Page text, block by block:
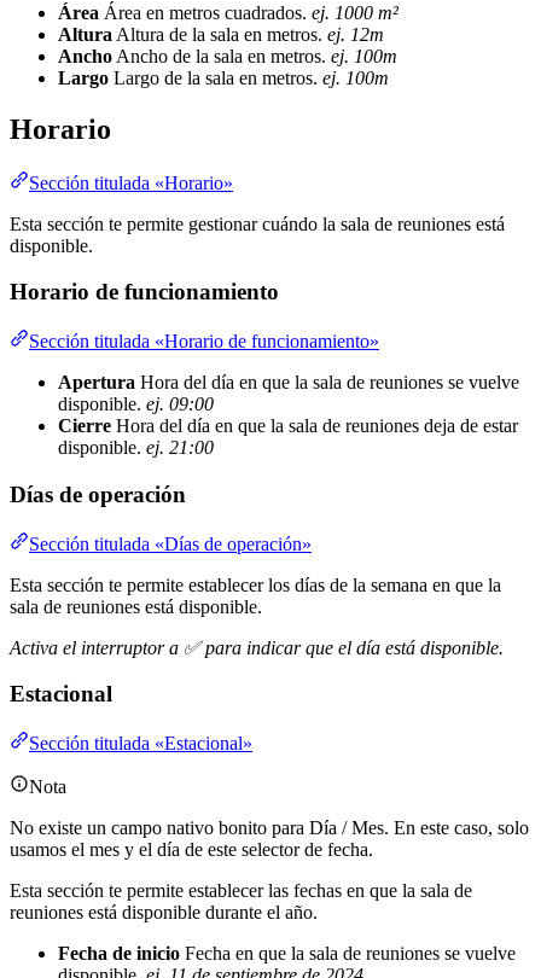
Área Área en metros cuadrados. ej. 1000 m²
Altura Altura de la sala en metros. ej. 12m
Ancho Ancho de la sala en metros. ej. 100m
Largo Largo de la sala en metros. ej. 100m
Horario
Sección titulada «Horario»
Esta sección te permite gestionar cuándo la sala de reuniones está
disponible.
Horario de funcionamiento
Sección titulada «Horario de funcionamiento»
Apertura Hora del día en que la sala de reuniones se vuelve
disponible. ej. 09:00
Cierre Hora del día en que la sala de reuniones deja de estar
disponible. ej. 21:00
Días de operación
Sección titulada «Días de operación»
Esta sección te permite establecer los días de la semana en que la
sala de reuniones está disponible.
Activa el interruptor a ✅ para indicar que el día está disponible.
Estacional
Sección titulada «Estacional»
Nota
No existe un campo nativo bonito para Día / Mes. En este caso, solo
usamos el mes y el día de este selector de fecha.
Esta sección te permite establecer las fechas en que la sala de
reuniones está disponible durante el año.
Fecha de inicio Fecha en que la sala de reuniones se vuelve